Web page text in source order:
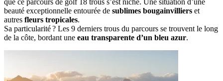
que ce parcours de golf 18 trous s’est niché. Une situation d’une
beauté exceptionnelle entourée de sublimes bougainvilliers et
autres fleurs tropicales.
Sa particularité ? Les 9 derniers trous du parcours se trouvent le long
de la côte, bordant une eau transparente d’un bleu azur.